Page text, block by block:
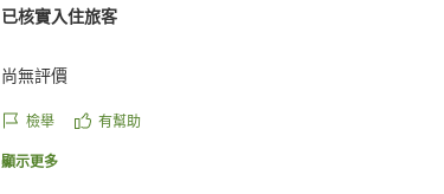
已核實入住旅客
尚無評價
檢舉 有幫助
顯示更多